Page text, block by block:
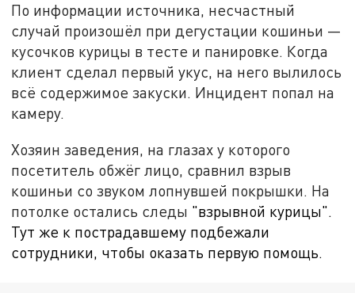
По информации источника, несчастный
случай произошёл при дегустации кошиньи —
кусочков курицы в тесте и панировке. Когда
клиент сделал первый укус, на него вылилось
всё содержимое закуски. Инцидент попал на
камеру.
Хозяин заведения, на глазах у которого
посетитель обжёг лицо, сравнил взрыв
кошиньи со звуком лопнувшей покрышки. На
потолке остались следы "взрывной курицы".
Тут же к пострадавшему подбежали
сотрудники, чтобы оказать первую помощь.